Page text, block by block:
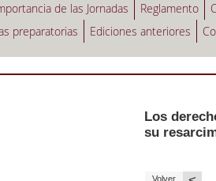
de las Jornadas Reglamento
preparatorias Ediciones anteriores
Los
su